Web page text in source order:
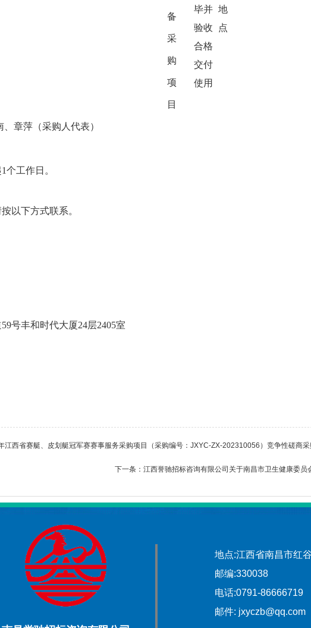
备
采
购
项
目
毕并
验收
合格
交付
使用
地
点
章萍（采购人代表）
1个工作日。
以下方式联系。
59号丰和时代大厦24层2405室
江西省赛艇、皮划艇冠军赛赛事服务采购项目（采购编号：JXYC-ZX-202310056）竞争性磋商
下一条： 江西誉驰招标咨询有限公司关于南昌市卫生健康委
地点:江西省南昌市红
邮编:330038
电话:0791-86666719
邮件: jxyczb@qq.com